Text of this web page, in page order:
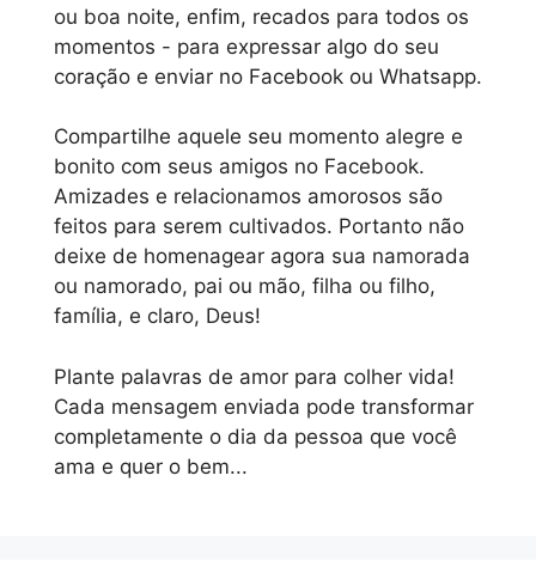
ou boa noite, enfim, recados para todos os
momentos - para expressar algo do seu
coração e enviar no Facebook ou Whatsapp.
Compartilhe aquele seu momento alegre e
bonito com seus amigos no Facebook.
Amizades e relacionamos amorosos são
feitos para serem cultivados. Portanto não
deixe de homenagear agora sua namorada
ou namorado, pai ou mão, filha ou filho,
família, e claro, Deus!
Plante palavras de amor para colher vida!
Cada mensagem enviada pode transformar
completamente o dia da pessoa que você
ama e quer o bem...